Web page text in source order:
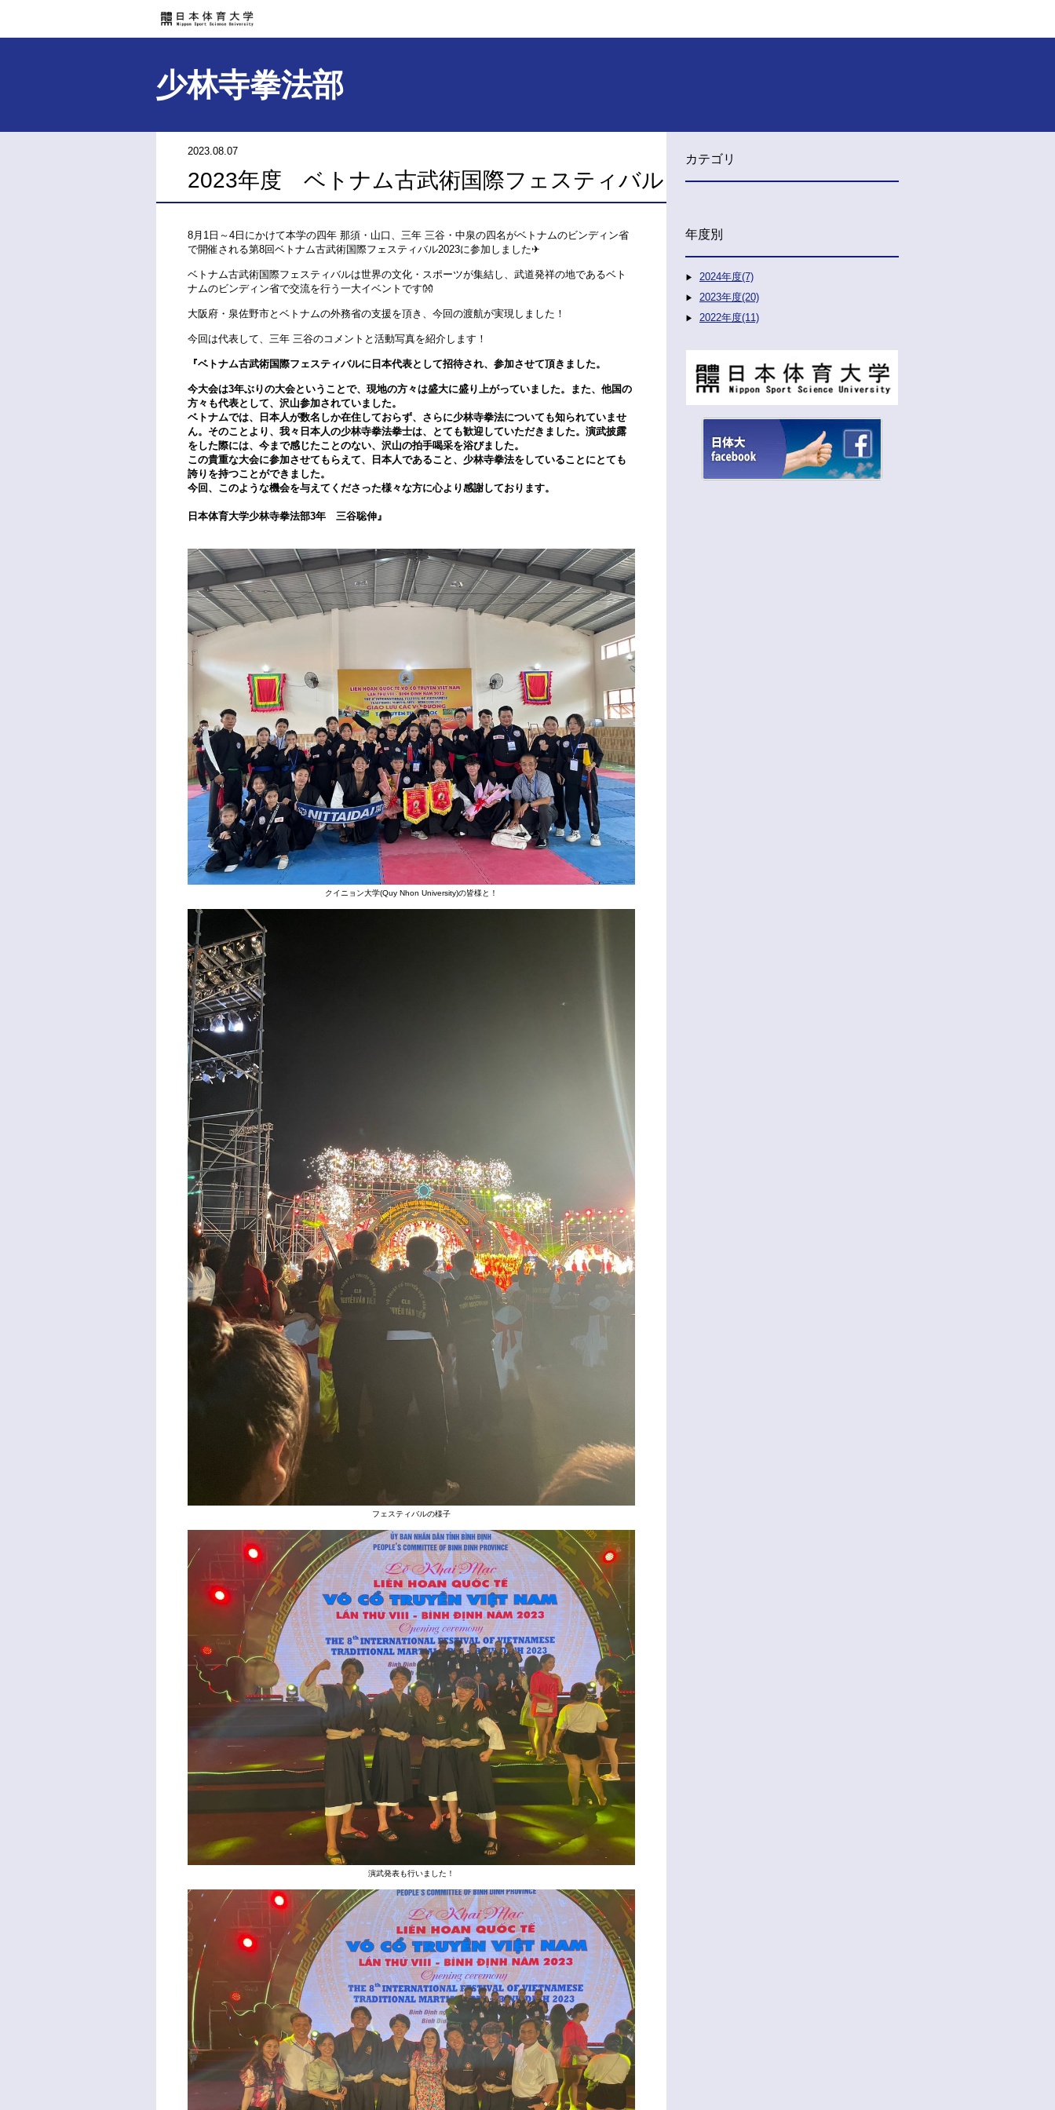
少林寺拳法部
2023.08.07
2023年度 ベトナム古武術国際フェスティバル
8月1日～4日にかけて本学の四年 那須・山口、三年 三谷・中泉の四名がベトナムのビンディン省
で開催される第8回ベトナム古武術国際フェスティバル2023に参加しました✈
ベトナム古武術国際フェスティバルは世界の文化・スポーツが集結し、武道発祥の地であるベト
ナムのビンディン省で交流を行う一大イベントです👐
大阪府・泉佐野市とベトナムの外務省の支援を頂き、今回の渡航が実現しました！
今回は代表して、三年 三谷のコメントと活動写真を紹介します！
『ベトナム古武術国際フェスティバルに日本代表として招待され、参加させて頂きました。
今大会は3年ぶりの大会ということで、現地の方々は盛大に盛り上がっていました。また、他国の
方々も代表として、沢山参加されていました。
ベトナムでは、日本人が数名しか在住しておらず、さらに少林寺拳法についても知られていませ
ん。そのことより、我々日本人の少林寺拳法拳士は、とても歓迎していただきました。演武披露
をした際には、今まで感じたことのない、沢山の拍手喝采を浴びました。
この貴重な大会に参加させてもらえて、日本人であること、少林寺拳法をしていることにとても
誇りを持つことができました。
今回、このような機会を与えてくださった様々な方に心より感謝しております。
日本体育大学少林寺拳法部3年 三谷聡伸』
クイニョン大学(Quy Nhon University)の皆様と！
フェスティバルの様子
演武発表も行いました！
カテゴリ
年度別
2024年度(7)
2023年度(20)
2022年度(11)